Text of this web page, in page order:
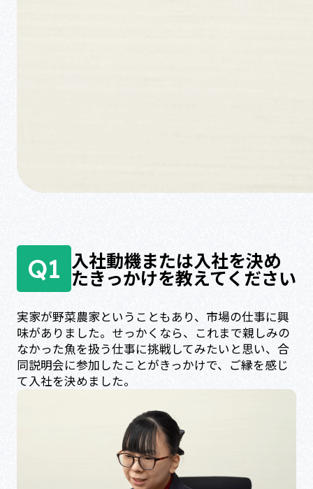
Q1 入社動機または入社を決め
たきっかけを教えてください
実家が野菜農家ということもあり、市場の仕事に興
味がありました。せっかくなら、これまで親しみの
なかった魚を扱う仕事に挑戦してみたいと思い、合
同説明会に参加したことがきっかけで、ご縁を感じ
て入社を決めました。